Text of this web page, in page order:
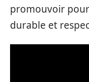
promouvoir
durable et